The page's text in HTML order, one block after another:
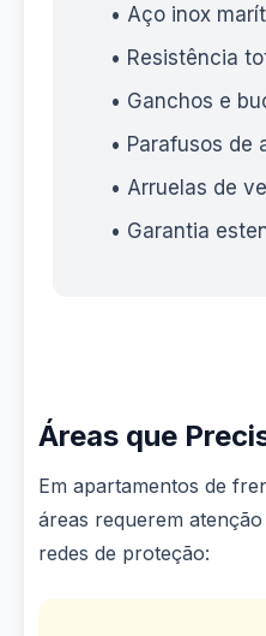
• Aço inox
• Resistência
• Ganchos e
• Parafusos de
• Arruelas de
• Garantia
Áreas que
Em apartamentos de
áreas requerem
redes de proteção: